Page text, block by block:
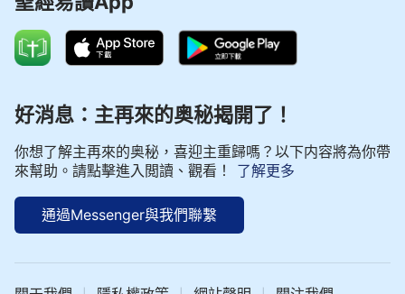
好消息：主再來的奥秘揭開了！
你想了解主再來的奥秘，喜迎主重歸嗎？以下内容將為你帶
來幫助。請點擊進入閲讀、觀看！
了解更多
通過Messenger與我們聯繫